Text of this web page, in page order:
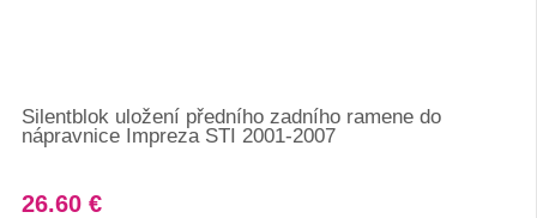
Silentblok uložení předního zadního ramene do
nápravnice Impreza STI 2001-2007
26.60 €